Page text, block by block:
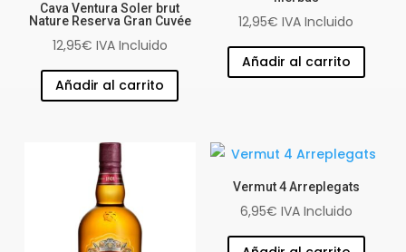
Cava Ventura Soler brut
Nature Reserva Gran Cuvée
12,95€ IVA Incluido
Añadir al carrito
12,95€ IVA Incluido
Añadir al carrito
Vermut 4 Arreplegats
6,95€ IVA Incluido